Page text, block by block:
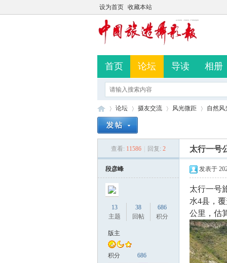
设为首页 收藏本站
首页 论坛 导读 相册
论坛
›
摄友交流
›
风光微距
›
自然风
查看: 11586 回复: 2 太行一号
段彦峰
13
主题
38
回帖
686
积分
版主
积分 686
发表于
太行一号
水4县，
公里，估